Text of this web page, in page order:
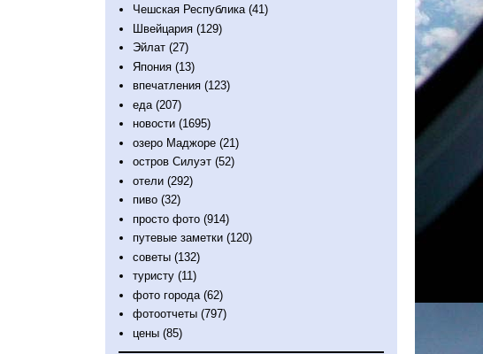
Чешская Республика (41)
Швейцария (129)
Эйлат (27)
Япония (13)
впечатления (123)
еда (207)
новости (1695)
озеро Маджоре (21)
остров Силуэт (52)
отели (292)
пиво (32)
просто фото (914)
путевые заметки (120)
советы (132)
туристу (11)
фото города (62)
фотоотчеты (797)
цены (85)